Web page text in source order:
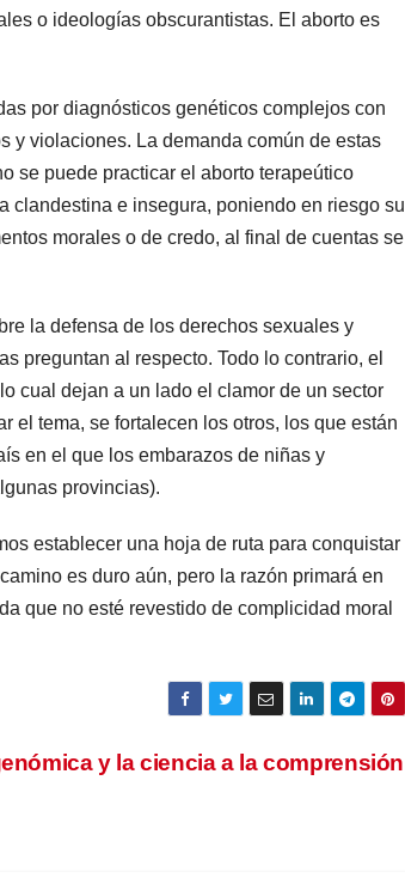
o ideologías obscurantistas. El aborto es
por diagnósticos genéticos complejos con
y violaciones. La demanda común de estas
se puede practicar el aborto terapeútico
clandestina e insegura, poniendo en riesgo su
morales o de credo, al final de cuentas se
la defensa de los derechos sexuales y
preguntan al respecto. Todo lo contrario, el
cual dejan a un lado el clamor de un sector
el tema, se fortalecen los otros, los que están
en el que los embarazos de niñas y
provincias).
establecer una hoja de ruta para conquistar
es duro aún, pero la razón primará en
que no esté revestido de complicidad moral
y la ciencia a la comprensión